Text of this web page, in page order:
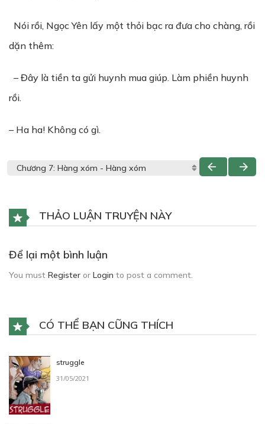
Nói rồi, Ngọc Yên lấy một thỏi bạc ra đưa cho chàng, rồi
dặn thêm:
– Đây là tiền ta gửi huynh mua giúp. Làm phiền huynh
rồi.
– Ha ha! Không có gì.
THẢO LUẬN TRUYỆN NÀY
Để lại một bình luận
You must Register or Login to post a comment.
CÓ THỂ BẠN CŨNG THÍCH
struggle
31/05/2021